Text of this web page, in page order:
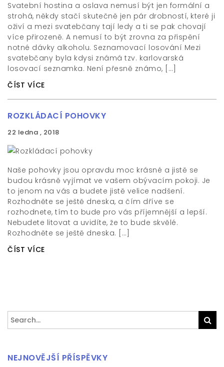
Svatební hostina a oslava nemusí být jen formální a
strohá, někdy stačí skutečně jen pár drobností, které ji
oživí a mezi svatebčany tají ledy a ti se pak chovají
více přirozeně. A nemusí to být zrovna za přispění
notné dávky alkoholu. Seznamovací losování Mezi
svatebčany byla kdysi známá tzv. karlovarská
losovací seznamka. Není přesně známo, […]
ČÍST VÍCE
ROZKLÁDACÍ POHOVKY
22 ledna , 2018
Naše pohovky jsou opravdu moc krásné a jistě se
budou krásně vyjímat ve vašem obývacím pokoji. Je
to jenom na vás a budete jistě velice nadšení.
Rozhodněte se ještě dneska, a čím dříve se
rozhodnete, tím to bude pro vás příjemnější a lepší.
Nebudete litovat a uvidíte, že to bude skvělé.
Rozhodněte se ještě dneska. […]
ČÍST VÍCE
Search
for:
NEJNOVĚJŠÍ PŘÍSPĚVKY